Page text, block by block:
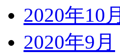
2020年10月
2020年9月